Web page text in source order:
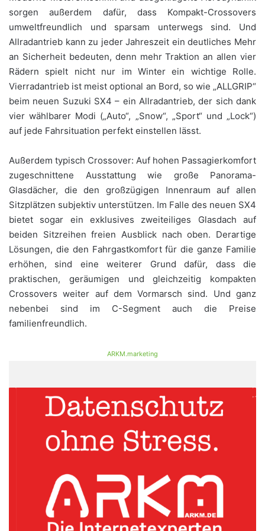
sorgen außerdem dafür, dass Kompakt-Crossovers
umweltfreundlich und sparsam unterwegs sind. Und
Allradantrieb kann zu jeder Jahreszeit ein deutliches Mehr
an Sicherheit bedeuten, denn mehr Traktion an allen vier
Rädern spielt nicht nur im Winter ein wichtige Rolle.
Vierradantrieb ist meist optional an Bord, so wie „ALLGRIP“
beim neuen Suzuki SX4 – ein Allradantrieb, der sich dank
vier wählbarer Modi („Auto“, „Snow“, „Sport“ und „Lock“)
auf jede Fahrsituation perfekt einstellen lässt.
Außerdem typisch Crossover: Auf hohen Passagierkomfort
zugeschnittene Ausstattung wie große Panorama-
Glasdächer, die den großzügigen Innenraum auf allen
Sitzplätzen subjektiv unterstützen. Im Falle des neuen SX4
bietet sogar ein exklusives zweiteiliges Glasdach auf
beiden Sitzreihen freien Ausblick nach oben. Derartige
Lösungen, die den Fahrgastkomfort für die ganze Familie
erhöhen, sind eine weiterer Grund dafür, dass die
praktischen, geräumigen und gleichzeitig kompakten
Crossovers weiter auf dem Vormarsch sind. Und ganz
nebenbei sind im C-Segment auch die Preise
familienfreundlich.
ARKM.marketing